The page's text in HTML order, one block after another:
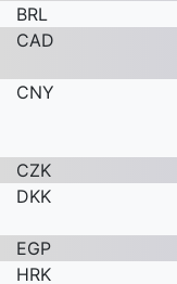
BRL
CAD
CNY
CZK
DKK
EGP
HRK